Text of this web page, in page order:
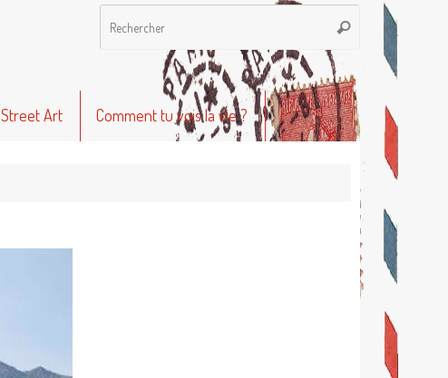
Recherche
Rechercher
Street Art Comment tu vois la vie ?